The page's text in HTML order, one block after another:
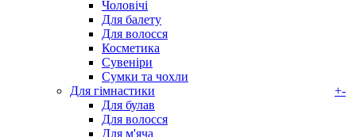
Чоловічі
Для балету
Для волосся
Косметика
Сувеніри
Сумки та чохли
Для гімнастики
+-
Для булав
Для волосся
Для м'яча